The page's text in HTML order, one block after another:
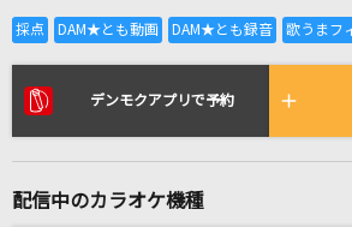
全国りれき
リアルタイムで歌われている
デンモクアプリで予約
配信中のカラオケ機種